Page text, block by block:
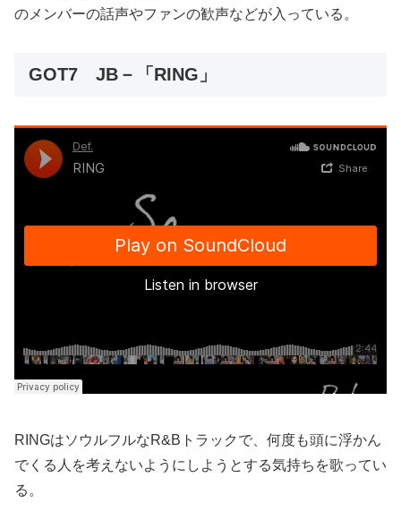
のメンバーの話声やファンの歓声などが入っている。
GOT7 JB－「RING」
RINGはソウルフルなR&Bトラックで、何度も頭に浮かん
でくる人を考えないようにしようとする気持ちを歌ってい
る。